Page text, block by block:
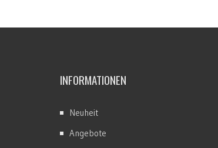
INFORMATIONEN
Neuheit
Angebote